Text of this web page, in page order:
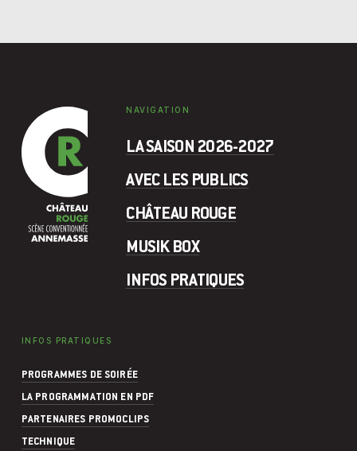
NAVIGATION
LA SAISON 2026-2027
AVEC LES PUBLICS
CHÂTEAU ROUGE
MUSIK BOX
INFOS PRATIQUES
INFOS PRATIQUES
PROGRAMMES DE SOIRÉE
LA PROGRAMMATION EN PDF
PARTENAIRES PROMOCLIPS
TECHNIQUE